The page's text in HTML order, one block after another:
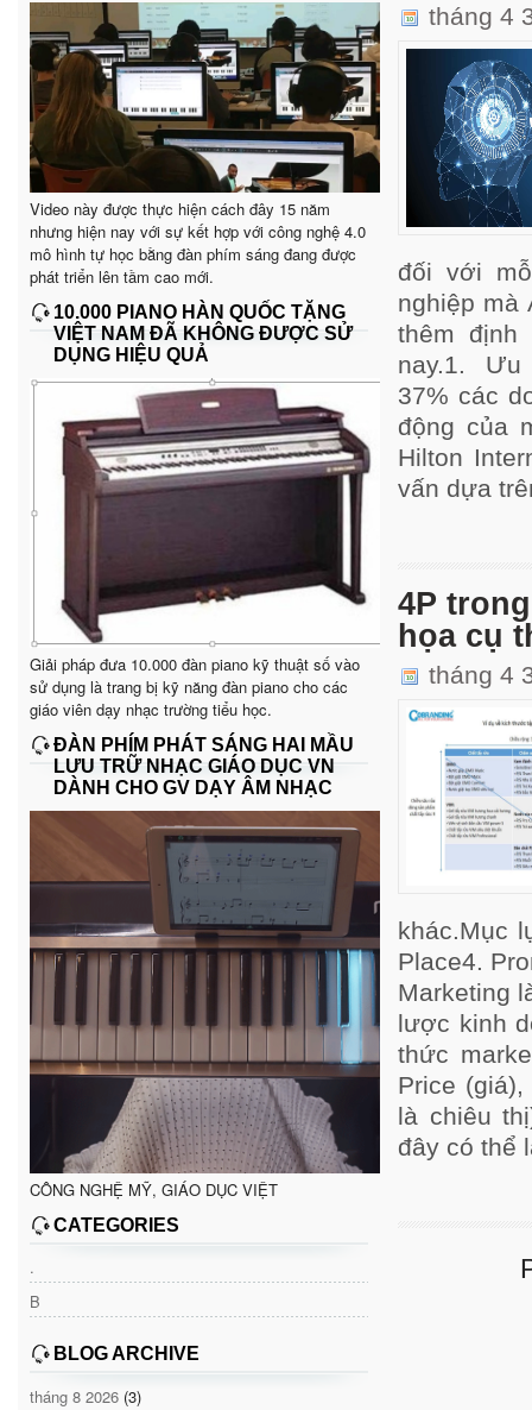
Video này được thực hiện cách đây 15 năm
nhưng hiện nay với sự kết hợp với công nghệ 4.0
mô hình tự học bằng đàn phím sáng đang được
phát triển lên tầm cao mới.
10.000 PIANO HÀN QUỐC TẶNG
VIỆT NAM ĐÃ KHÔNG ĐƯỢC SỬ
DỤNG HIỆU QUẢ
Giải pháp đưa 10.000 đàn piano kỹ thuật số vào
sử dụng là trang bị kỹ năng đàn piano cho các
giáo viên dạy nhạc trường tiểu học.
ĐÀN PHÍM PHÁT SÁNG HAI MẦU
LƯU TRỮ NHẠC GIÁO DỤC VN
DÀNH CHO GV DẠY ÂM NHẠC
CÔNG NGHỆ MỸ, GIÁO DỤC VIỆT
CATEGORIES
.
B
BLOG ARCHIVE
tháng 8 2026 (3)
tháng 4
đối với
nghiệp mà
thêm
nay.1. Ưu
37% các
động của
Hilton
vấn dựa
4P
họa cụ
tháng 4
khác.Mục
Place4.
Marketing
lược kinh
thức
Price
là chiêu
đây có thể